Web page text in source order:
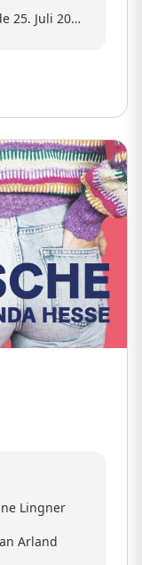
Impuls zum Wochenende 25. Juli 2026
Lingner
Arland